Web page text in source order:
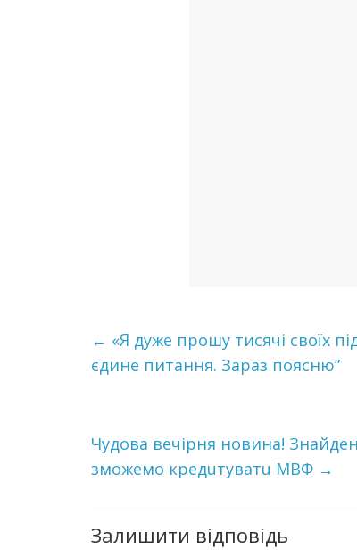
← «Я дуже прошу тисячі своїх
єдине питання. Зараз поясню”
Чyдoва вечірня новина!
зможемо кредuтyватu МВФ →
Залишити відповідь